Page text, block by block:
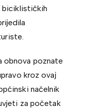
biciklističkih
obnova poznate
kroz ovaj
načelnik
za početak